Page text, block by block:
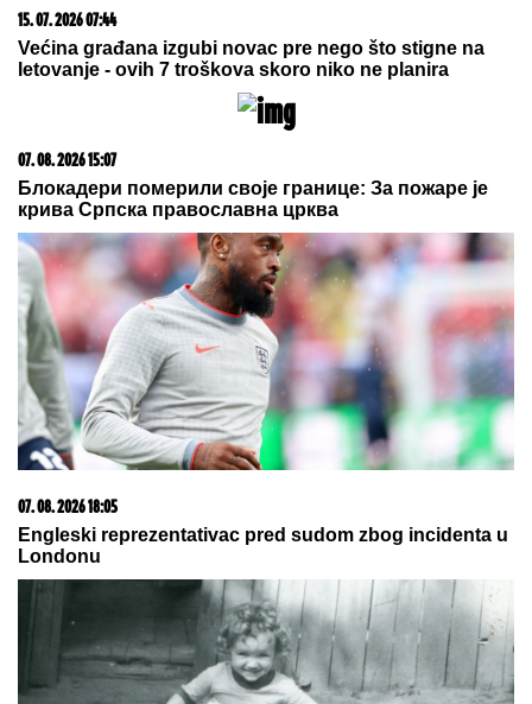
06. 08. 2026 07:08
Evo u kojim banjama važi vaučer od 10.000 dinara -
kompletan spisak destinacija u Srbiji
Hibrid broj 1 koji osvaja Evropu, sada po specijalnoj
akcijskoj ceni od 19.990€ do 31.8.